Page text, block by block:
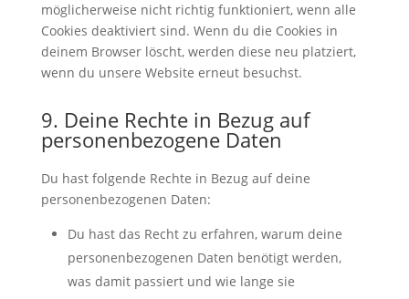
möglicherweise nicht richtig funktioniert, wenn alle
Cookies deaktiviert sind. Wenn du die Cookies in
deinem Browser löscht, werden diese neu platziert,
wenn du unsere Website erneut besuchst.
9. Deine Rechte in Bezug auf
personenbezogene Daten
Du hast folgende Rechte in Bezug auf deine
personenbezogenen Daten:
Du hast das Recht zu erfahren, warum deine
personenbezogenen Daten benötigt werden,
was damit passiert und wie lange sie